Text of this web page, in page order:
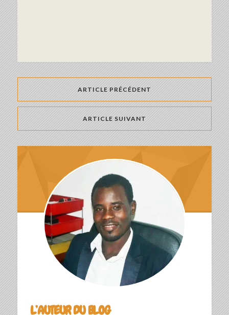
ARTICLE PRÉCÉDENT
ARTICLE SUIVANT
L’AUTEUR DU BLOG